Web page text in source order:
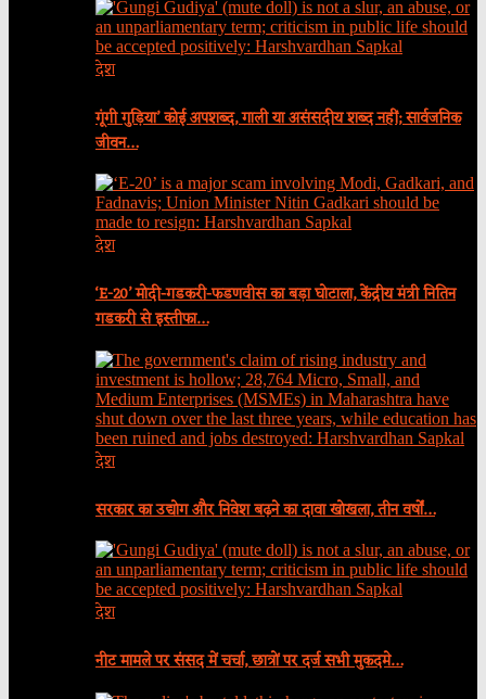
देश
गूंगी गुड़िया’ कोई अपशब्द, गाली या असंसदीय शब्द नहीं; सार्वजनिक
जीवन…
देश
‘E-20’ मोदी-गडकरी-फडणवीस का बड़ा घोटाला, केंद्रीय मंत्री नितिन
गडकरी से इस्तीफा…
देश
सरकार का उद्योग और निवेश बढ़ने का दावा खोखला, तीन वर्षों…
देश
नीट मामले पर संसद में चर्चा, छात्रों पर दर्ज सभी मुकदमे…